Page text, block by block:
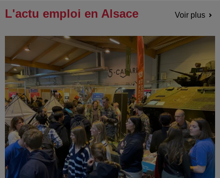
L'actu emploi en Alsace Voir plus